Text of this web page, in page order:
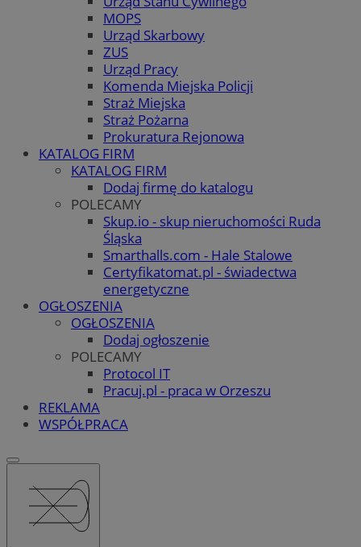
MOPS
Urząd Skarbowy
ZUS
Urząd Pracy
Komenda Miejska Policji
Straż Miejska
Straż Pożarna
Prokuratura Rejonowa
KATALOG FIRM
KATALOG FIRM
Dodaj firmę do katalogu
POLECAMY
Skup.io - skup nieruchomości Ruda
Śląska
Smarthalls.com - Hale Stalowe
Certyfikatomat.pl - świadectwa
energetyczne
OGŁOSZENIA
OGŁOSZENIA
Dodaj ogłoszenie
POLECAMY
Protocol IT
Pracuj.pl - praca w Orzeszu
REKLAMA
WSPÓŁPRACA